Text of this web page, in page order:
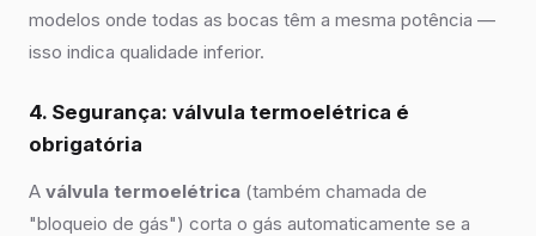
modelos onde todas as bocas têm a mesma potência —
isso indica qualidade inferior.
4. Segurança: válvula termoelétrica é
obrigatória
A válvula termoelétrica (também chamada de
"bloqueio de gás") corta o gás automaticamente se a